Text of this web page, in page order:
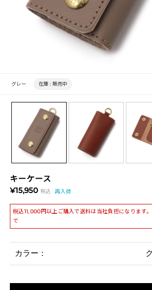
キーケース
¥15,950 税込 再入荷
税込11,000円以上ご購入で送料は当社負担になります
で
グレー 在庫 : 販売中
カラー：